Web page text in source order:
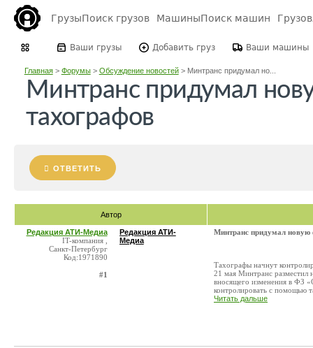
ГрузыПоиск грузов МашиныПоиск машин
Ваши грузы Добавить груз Ваши машины
Главная> Форумы> Обсуждение новостей> Минтранс придумал но...
Минтранс придумал
тахографов
ОТВЕТИТЬ
Автор
Редакция АТИ-Медиа
IT-компания ,
Санкт-Петербург
Код:1971890
#1
Редакция АТИ-
Медиа
Минтранс придумал новую
Тахографы начнут
21 мая Минтранс разместил
вносящего изменения в ФЗ
контролировать с помощью
Читать дальше